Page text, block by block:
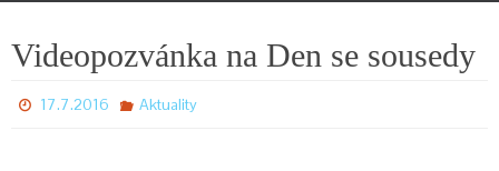
Videopozvánka na Den se sousedy
17.7.2016 Aktuality